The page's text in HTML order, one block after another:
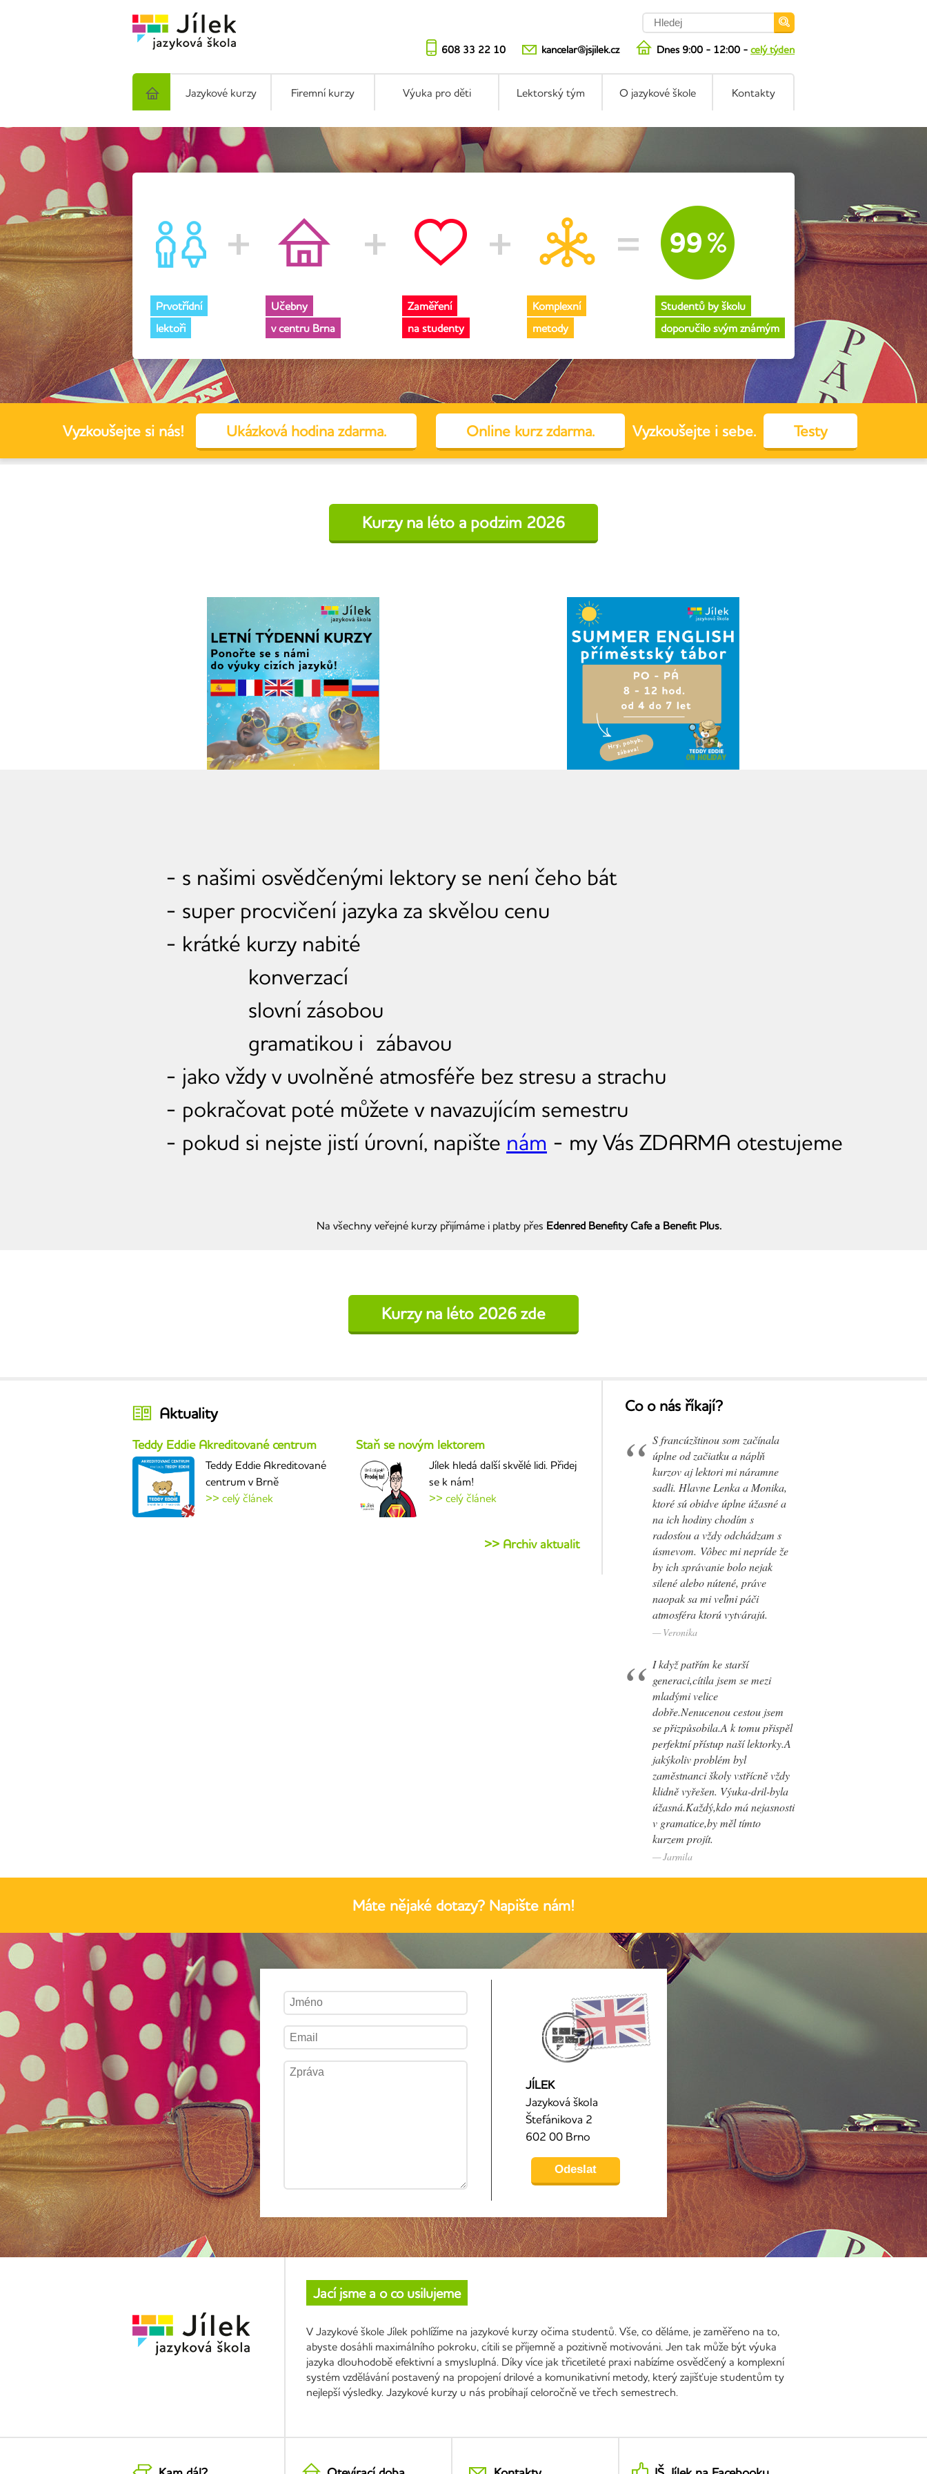
608 33 22 10 kancelar@jsjilek.cz Dnes 9:00 - 12:00 - celý týden
Jazykové kurzy Firemní kurzy Výuka pro děti Lektorský tým O jazykové škole Kontakty
Prvotřídní
lektoři
Učebny
v centru Brna
Zaměření
na studenty
Komplexní
metody
Studentů by školu
doporučilo svým známým
Vyzkoušejte si nás! Ukázková hodina zdarma. Online kurz zdarma. Vyzkoušejte i sebe. Testy
Kurzy na léto a podzim 2026
- s našimi osvědčenými lektory se není čeho bát
- super procvičení jazyka za skvělou cenu
- krátké kurzy nabité
konverzací
slovní zásobou
gramatikou i zábavou
- jako vždy v uvolněné atmosféře bez stresu a strachu
- pokračovat poté můžete v navazujícím semestru
- pokud si nejste jistí úrovní, napište nám - my Vás ZDARMA otestujeme
Na všechny veřejné kurzy přijímáme i platby přes Edenred Benefity Cafe a Benefit Plus.
Kurzy na léto 2026 zde
Aktuality
Teddy Eddie Akreditované centrum
Teddy Eddie Akreditované
centrum v Brně
>> celý článek
Staň se novým lektorem
Jílek hledá další skvělé lidi. Přidej
se k nám!
>> celý článek
>> Archiv aktualit
Co o nás říkají?
S francúzštinou som začínala
úplne od začiatku a náplň
kurzov aj lektori mi náramne
sadli. Hlavne Lenka a Monika,
ktoré sú obidve úplne úžasné a
na ich hodiny chodím s
radosťou a vždy odchádzam s
úsmevom. Vôbec mi nepríde že
by ich správanie bolo nejak
silené alebo nútené, práve
naopak sa mi veľmi páči
atmosféra ktorú vytvárajú.
Veronika
I když patřím ke starší
generaci,cítila jsem se mezi
mladými velice
dobře.Nenucenou cestou jsem
se přizpůsobila.A k tomu přispěl
perfektní přístup naší lektorky.A
jakýkoliv problém byl
zaměstnanci školy vstřícně vždy
klidně vyřešen. Výuka-dril-byla
úžasná.Každý,kdo má nejasnosti
v gramatice,by měl tímto
kurzem projít.
Jarmila
Máte nějaké dotazy? Napište nám!
JÍLEK
Jazyková škola
Štefánikova 2
602 00 Brno
Jací jsme a o co usilujeme
V Jazykové škole Jílek pohlížíme na jazykové kurzy očima studentů. Vše, co děláme, je zaměřeno na to,
abyste dosáhli maximálního pokroku, cítili se příjemně a pozitivně motivováni. Jen tak může být výuka
jazyka dlouhodobě efektivní a smysluplná. Díky více jak třicetileté praxi nabízíme osvědčený a komplexní
systém vzdělávání postavený na propojení drilové a komunikativní metody, který zajišťuje studentům ty
nejlepší výsledky. Jazykové kurzy u nás probíhají celoročně ve třech semestrech.